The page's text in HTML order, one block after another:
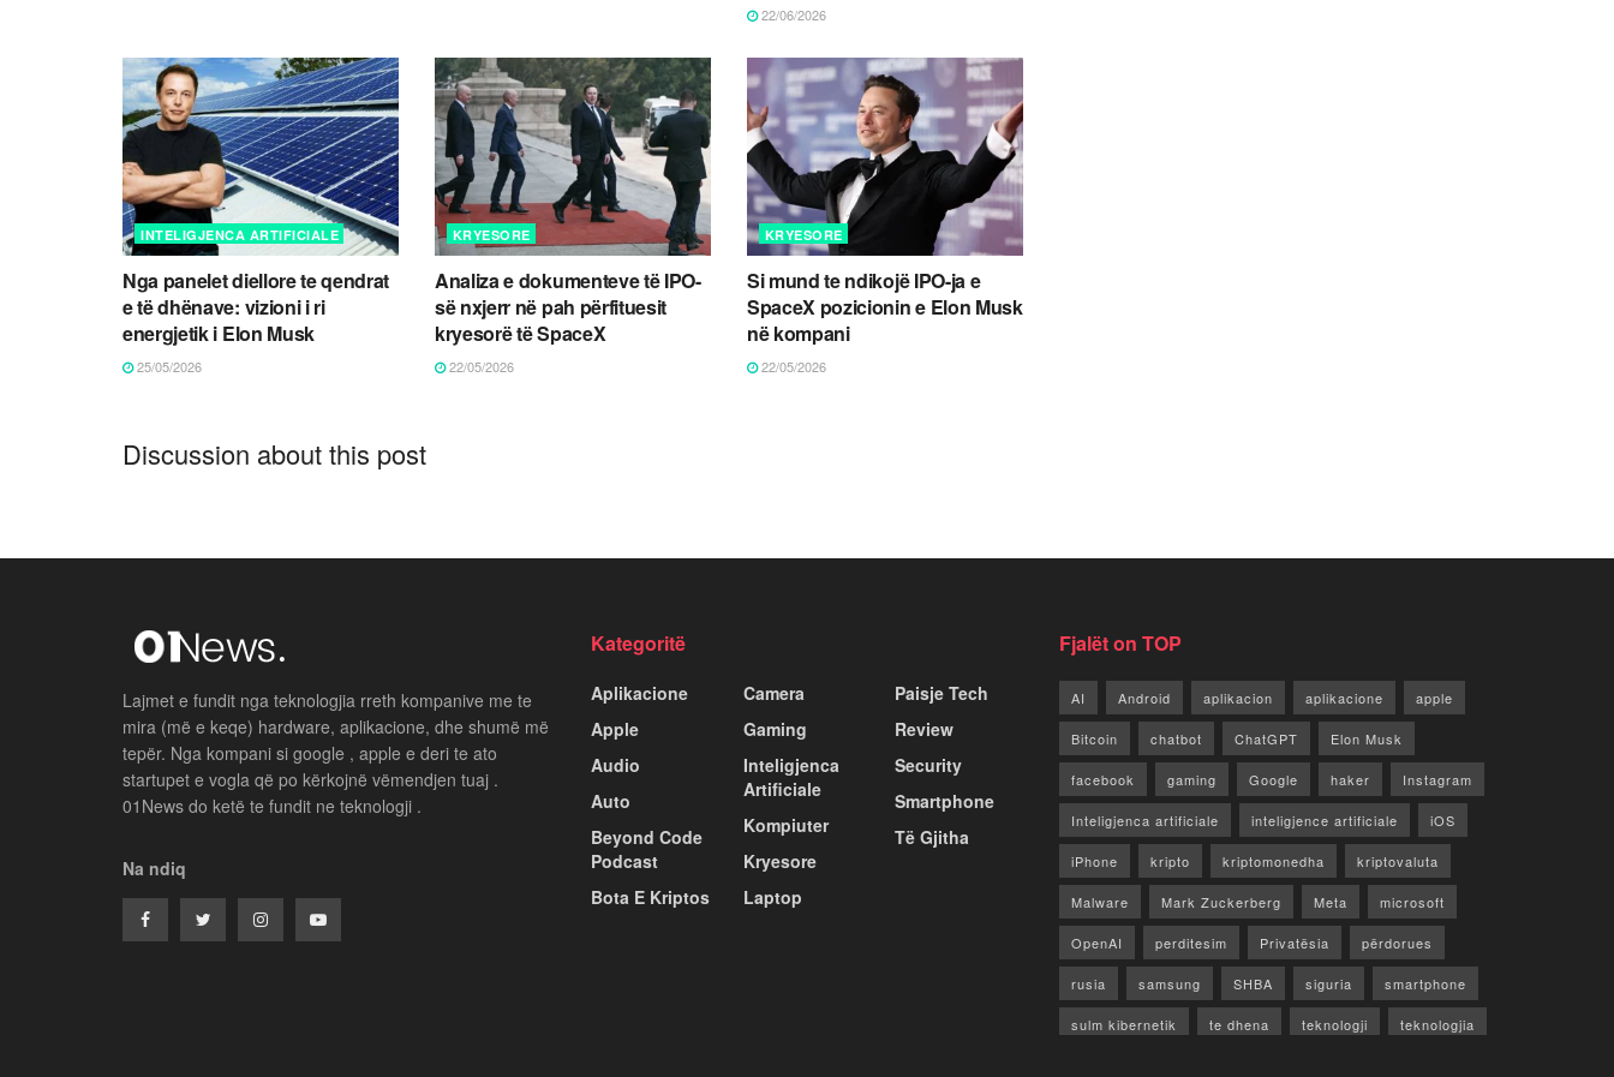
22/06/2026
INTELIGJENCA ARTIFICIALE
Nga panelet diellore te qendrat
e të dhënave: vizioni i ri
energjetik i Elon Musk
25/05/2026
KRYESORE
Analiza e dokumenteve të IPO-
së nxjerr në pah përfituesit
kryesorë të SpaceX
22/05/2026
KRYESORE
Si mund te ndikojë IPO-ja e
SpaceX pozicionin e Elon Musk
në kompani
22/05/2026
Discussion about this post
Lajmet e fundit nga teknologjia rreth kompanive me te
mira (më e keqe) hardware, aplikacione, dhe shumë më
tepër. Nga kompani si google , apple e deri te ato
startupet e vogla që po kërkojnë vëmendjen tuaj .
01News do ketë te fundit ne teknologji .
Na ndiq
Kategoritë
Aplikacione
Apple
Audio
Auto
Beyond Code
Podcast
Bota E Kriptos
Camera
Gaming
Inteligjenca
Artificiale
Kompiuter
Kryesore
Laptop
Paisje Tech
Review
Security
Smartphone
Të Gjitha
Fjalët on TOP
AI Android aplikacion aplikacione apple
Bitcoin chatbot ChatGPT Elon Musk
facebook gaming Google haker Instagram
Inteligjenca artificiale inteligjence artificiale iOS
iPhone kripto kriptomonedha kriptovaluta
Malware Mark Zuckerberg Meta microsoft
OpenAI perditesim Privatësia përdorues
rusia samsung SHBA siguria smartphone
sulm kibernetik te dhena teknologji teknologjia